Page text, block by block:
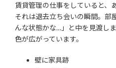
賃貸管理の仕事をしていると、
それは退去立ち会いの瞬間。部
んな状態かな…」と中を見渡し
色が広がっています。
壁に家具跡